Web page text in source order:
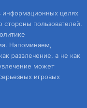
информационных целях
пользователей.
Напоминаем,
развлечение, а не как
может
игровых